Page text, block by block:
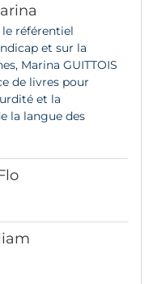
référentiel
et sur la
Marina GUITTOIS
de livres pour
et la
la langue des